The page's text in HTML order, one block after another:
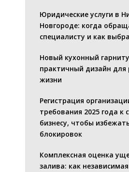
Юридические услуги в
Новгороде: когда
специалисту и как
Новый кухонный
практичный дизайн для
жизни
Регистрация
требования 2025 года к
бизнесу, чтобы
блокировок
Комплексная оценка
залива: как